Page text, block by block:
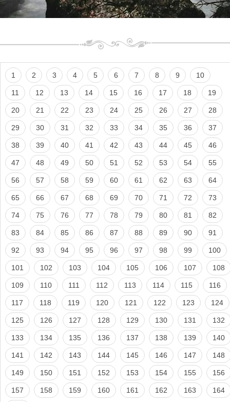
1 2 3 4 5 6 7 8 9 10
11 12 13 14 15 16 17 18 19
20 21 22 23 24 25 26 27 28
29 30 31 32 33 34 35 36 37
38 39 40 41 42 43 44 45 46
47 48 49 50 51 52 53 54 55
56 57 58 59 60 61 62 63 64
65 66 67 68 69 70 71 72 73
74 75 76 77 78 79 80 81 82
83 84 85 86 87 88 89 90 91
92 93 94 95 96 97 98 99 100
101 102 103 104 105 106 107 108
109 110 111 112 113 114 115 116
117 118 119 120 121 122 123 124
125 126 127 128 129 130 131 132
133 134 135 136 137 138 139 140
141 142 143 144 145 146 147 148
149 150 151 152 153 154 155 156
157 158 159 160 161 162 163 164